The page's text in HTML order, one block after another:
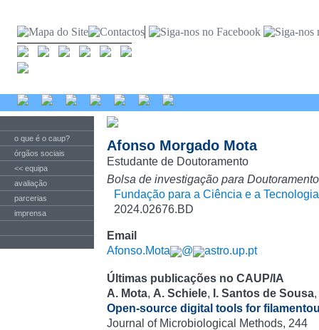
o que é o caup?
órgãos sociais
<< equipa
avaliação
parcerias
imprensa
Afonso Morgado Mota
Estudante de Doutoramento
Bolsa de investigação para Doutoramento
Fundação para a Ciência e a Tecnologia
2024.02676.BD
Email
Afonso.Mota
@ astro.up.pt
Últimas publicações no CAUP/IA
A. Mota, A. Schiele, I. Santos de Sousa,
Open-source digital tools for
Journal of Microbiological Methods, 244